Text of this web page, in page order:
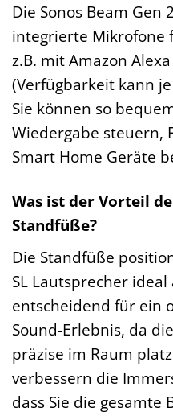
Die Sonos Beam
integrierte Mikrofone
z.B. mit Amazon
(Verfügbarkeit kann
Sie können so
Wiedergabe steuern,
Smart Home Geräte
Was ist der Vorteil
Standfüße?
Die Standfüße
SL Lautsprecher
entscheidend für ein
Sound-Erlebnis, da
präzise im Raum
verbessern die
dass Sie die gesamte